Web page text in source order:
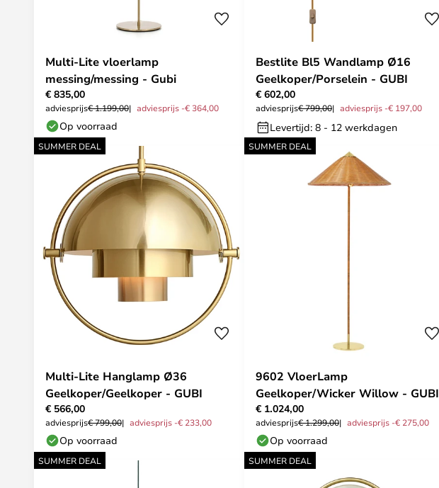
Multi-Lite vloerlamp
messing/messing - Gubi
€ 835,00
adviesprijs€ 1.199,00 adviesprijs -€ 364,00
Op voorraad
Bestlite Bl5 Wandlamp Ø16
Geelkoper/Porselein - GUBI
€ 602,00
adviesprijs€ 799,00 adviesprijs -€ 197,00
Levertijd: 8 - 12 werkdagen
SUMMER DEAL
Multi-Lite Hanglamp Ø36
Geelkoper/Geelkoper - GUBI
€ 566,00
adviesprijs€ 799,00 adviesprijs -€ 233,00
Op voorraad
SUMMER DEAL
9602 VloerLamp
Geelkoper/Wicker Willow - GUBI
€ 1.024,00
adviesprijs€ 1.299,00 adviesprijs -€ 275,00
Op voorraad
SUMMER DEAL SUMMER DEAL